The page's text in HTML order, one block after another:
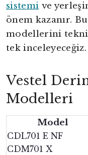
sistemi ve
önem kazanır.
modellerini
tek inceleyeceğiz.
Vestel
Modelleri
Model
CDL701 E NF
CDM701 X